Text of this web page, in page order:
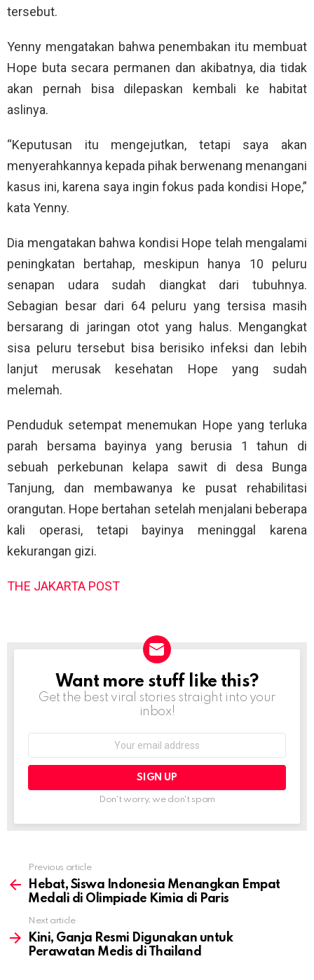
tersebut.
Yenny mengatakan bahwa penembakan itu membuat
Hope buta secara permanen dan akibatnya, dia tidak
akan pernah bisa dilepaskan kembali ke habitat
aslinya.
“Keputusan itu mengejutkan, tetapi saya akan
menyerahkannya kepada pihak berwenang menangani
kasus ini, karena saya ingin fokus pada kondisi Hope,”
kata Yenny.
Dia mengatakan bahwa kondisi Hope telah mengalami
peningkatan bertahap, meskipun hanya 10 peluru
senapan udara sudah diangkat dari tubuhnya.
Sebagian besar dari 64 peluru yang tersisa masih
bersarang di jaringan otot yang halus. Mengangkat
sisa peluru tersebut bisa berisiko infeksi dan lebih
lanjut merusak kesehatan Hope yang sudah
melemah.
Penduduk setempat menemukan Hope yang terluka
parah bersama bayinya yang berusia 1 tahun di
sebuah perkebunan kelapa sawit di desa Bunga
Tanjung, dan membawanya ke pusat rehabilitasi
orangutan. Hope bertahan setelah menjalani beberapa
kali operasi, tetapi bayinya meninggal karena
kekurangan gizi.
THE JAKARTA POST
NEWSLETTER
Want more stuff like this?
Get the best viral stories straight into your
inbox!
Don't worry, we don't spam
more
Previous article
Hebat, Siswa Indonesia Menangkan Empat
Medali di Olimpiade Kimia di Paris
Next article
Kini, Ganja Resmi Digunakan untuk
Perawatan Medis di Thailand